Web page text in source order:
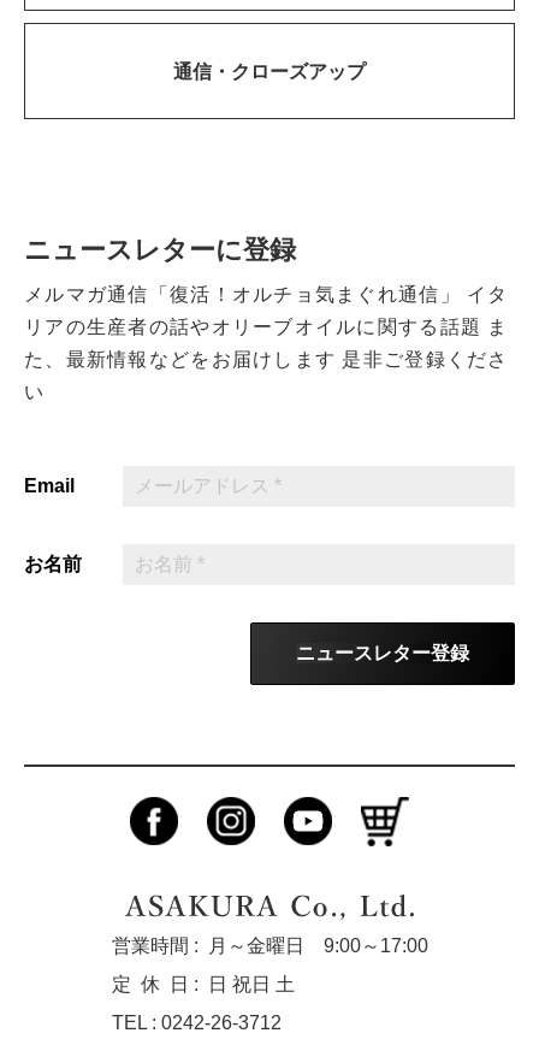
通信・ クローズアップ
ニュースレターに登録
メルマガ通信「復活！オルチョ気まぐれ通信」
イタ
リアの生産者の話やオリーブオイルに関する話題
ま
た、最新情報などをお届けします 是非ご登録くださ
い
Email
お名前
ニュースレター登録
営業時間 :
月～金曜日 9:00～17:00
定休
日 :
日 祝日 土
TEL : 0242-26-3712